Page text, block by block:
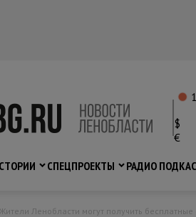
$
€
СПЕЦПРОЕКТЫ РАДИО
Ленобласти могут получить